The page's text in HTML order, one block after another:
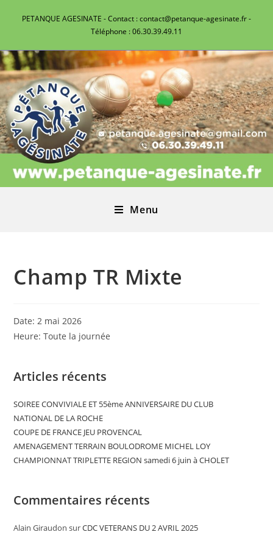
PETANQUE AGESINATE - Contact : contact@petanque-agesinate.fr -
Téléphone : 06.30.39.49.11
Menu
Champ TR Mixte
Date:2 mai 2026
Heure:Toute la journée
Articles récents
SOIREE CONVIVIALE ET 55ème ANNIVERSAIRE DU CLUB
NATIONAL DE LA ROCHE
COUPE DE FRANCE JEU PROVENCAL
AMENAGEMENT TERRAIN BOULODROME MICHEL LOY
CHAMPIONNAT TRIPLETTE REGION samedi 6 juin à CHOLET
Commentaires récents
Alain Giraudon surCDC VETERANS DU 2 AVRIL 2025